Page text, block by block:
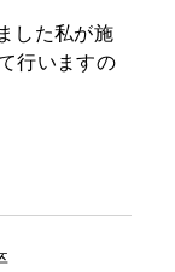
した私が施
行いますの